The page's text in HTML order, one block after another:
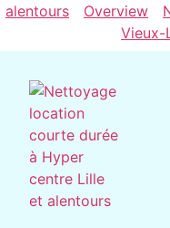
alentours
Overview
Vieux-